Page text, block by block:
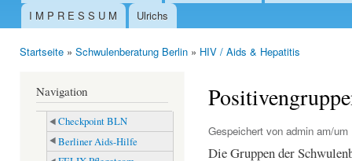
I M P R E S S U M
Ulrichs
Startseite » Schwulenberatung Berlin » HIV / Aids & Hepatitis
Navigation
Checkpoint BLN
Berliner Aids-Hilfe
Gespeichert von admin am/um
Die Gruppen der